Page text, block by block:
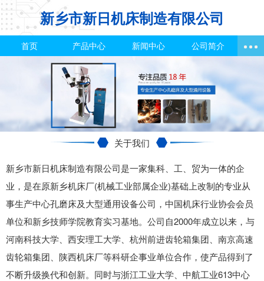
新乡市新日机床制造有限公司
首页 产品中心 新闻中心 公司简介
关于我们
新乡市新日机床制造有限公司是一家集科、工、贸为一体的企
业，是在原新乡机床厂(机械工业部属企业)基础上改制的专业从
事生产中心孔磨床及大型通用设备公司，中国机床行业协会会员
单位和新乡技师学院教育实习基地。公司自2000年成立以来，与
河南科技大学、西安理工大学、杭州前进齿轮箱集团、南京高速
齿轮箱集团、陕西机床厂等科研企事业单位合作，使产品得到了
不断升级换代和创新。同时与浙江工业大学、中航工业613中心